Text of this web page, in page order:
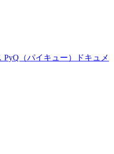
PyQ（パイキュー）ドキュメ